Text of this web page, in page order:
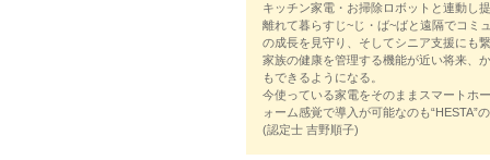
キッチン家電・お掃除ロボットと連動し
離れて暮らすじ~じ・ば~ばと遠隔でコミ
の成長を見守り、そしてシニア支援にも
家族の健康を管理する機能が近い将来、
もできるようになる。
今使っている家電をそのままスマートホ
ォーム感覚で導入が可能なのも“HESTA”
(認定士 吉野順子)